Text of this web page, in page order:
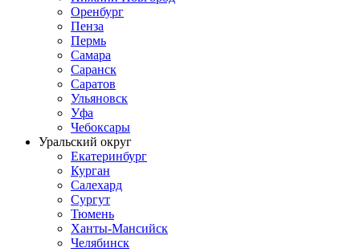
Оренбург
Пенза
Пермь
Самара
Саранск
Саратов
Ульяновск
Уфа
Чебоксары
Уральский округ
Екатеринбург
Курган
Салехард
Сургут
Тюмень
Ханты-Мансийск
Челябинск